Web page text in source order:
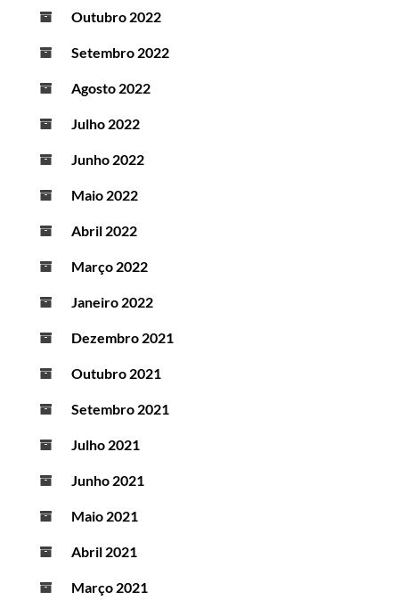
Outubro 2022
Setembro 2022
Agosto 2022
Julho 2022
Junho 2022
Maio 2022
Abril 2022
Março 2022
Janeiro 2022
Dezembro 2021
Outubro 2021
Setembro 2021
Julho 2021
Junho 2021
Maio 2021
Abril 2021
Março 2021